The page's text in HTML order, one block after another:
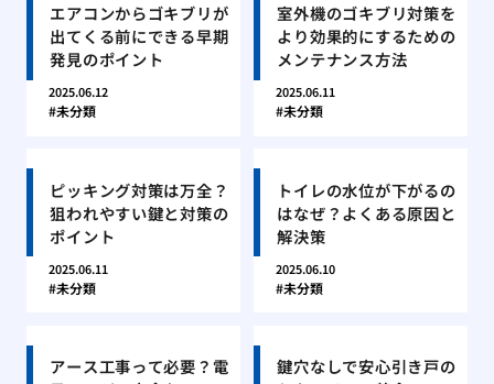
エアコンからゴキブリが
出てくる前にできる早期
発見のポイント
2025.06.12
未分類
室外機のゴキブリ対策を
より効果的にするための
メンテナンス方法
2025.06.11
未分類
ピッキング対策は万全？
狙われやすい鍵と対策の
ポイント
2025.06.11
未分類
トイレの水位が下がるの
はなぜ？よくある原因と
解決策
2025.06.10
未分類
アース工事って必要？電
鍵穴なしで安心引き戸の